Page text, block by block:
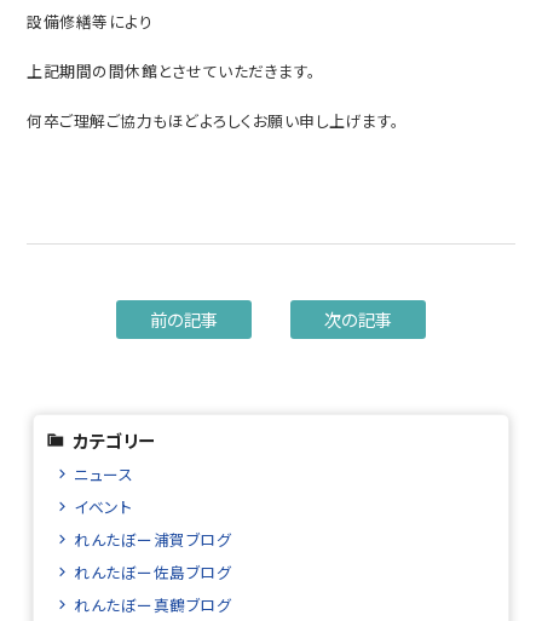
設備修繕等により
上記期間の間休館とさせていただきます。
何卒ご理解ご協力もほどよろしくお願い申し上げます。
前の記事 次の記事
カテゴリー
ニュース
イベント
れんたぼー浦賀ブログ
れんたぼー佐島ブログ
れんたぼー真鶴ブログ